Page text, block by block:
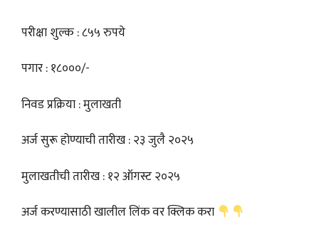
परीक्षा शुल्क : ८५५ रुपये
पगार : १८०००/-
निवड प्रक्रिया : मुलाखती
अर्ज सुरू होण्याची तारीख : २३ जुलै २०२५
मुलाखतीची तारीख : १२ ऑगस्ट २०२५
अर्ज करण्यासाठी खालील लिंक वर क्लिक करा